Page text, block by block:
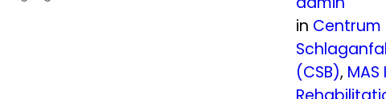
in Centrum
(CSB),